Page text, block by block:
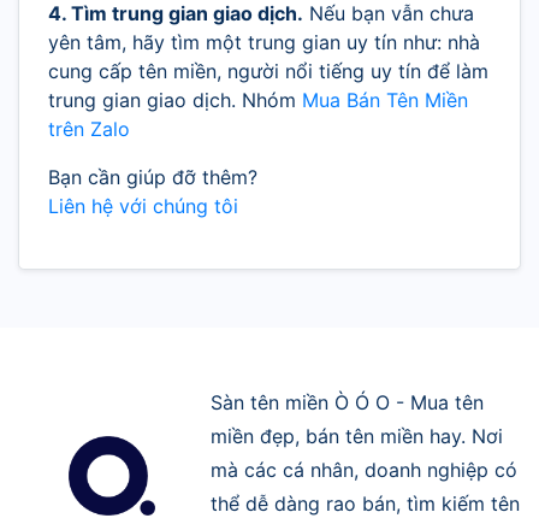
4. Tìm trung gian giao dịch. Nếu bạn vẫn chưa
yên tâm, hãy tìm một trung gian uy tín như: nhà
cung cấp tên miền, người nổi tiếng uy tín để làm
trung gian giao dịch. Nhóm Mua Bán Tên Miền
trên Zalo
Bạn cần giúp đỡ thêm?
Liên hệ với chúng tôi
Sàn tên miền Ò Ó O - Mua tên
miền đẹp, bán tên miền hay. Nơi
mà các cá nhân, doanh nghiệp có
thể dễ dàng rao bán, tìm kiếm tên